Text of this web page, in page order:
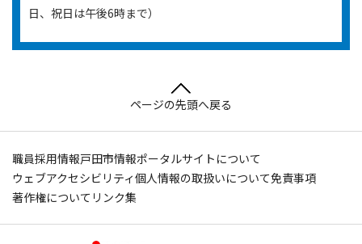
日、祝日は午後6時まで）
ページの先頭へ戻る
職員採用情報戸田市情報ポータルサイトについて
ウェブアクセシビリティ個人情報の取扱いについて免責事項
著作権について リンク集